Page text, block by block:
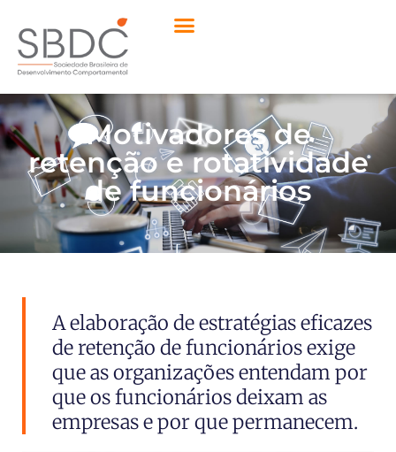
Motivadores de
retenção e rotatividade
de funcionários
A elaboração de estratégias eficazes
de retenção de funcionários exige
que as organizações entendam por
que os funcionários deixam as
empresas e por que permanecem.